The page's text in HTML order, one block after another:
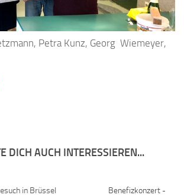
Petra Kunz, Georg Wiemeyer,
DICH AUCH INTERESSIEREN...
in Brüssel Benefizkonzert –